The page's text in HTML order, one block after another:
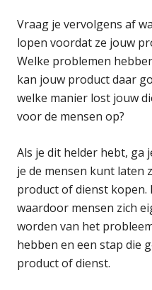
Vraag je vervolgens af
lopen voordat ze jouw
Welke problemen
kan jouw product daar
welke manier lost jouw
voor de mensen op?
Als je dit helder hebt, ga
je de mensen kunt laten
product of dienst kopen.
waardoor mensen zich
worden van het
hebben en een stap die
product of dienst.